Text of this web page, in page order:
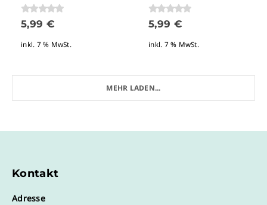
0von 5
5,99 €
inkl. 7 % MwSt.
0von 5
5,99 €
inkl. 7 % MwSt.
MEHR LADEN...
Kontakt
Adresse